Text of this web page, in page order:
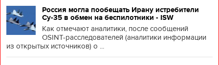
Россия могла пообещать Ирану истребители
Су-35 в обмен на беспилотники - ISW
Как отмечают аналитики, после сообщений
OSINT-расследователей (аналитики информации
из открытых источников) о ...